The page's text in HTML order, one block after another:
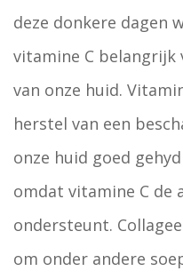
deze donkere dagen
vitamine C belangrijk
van onze huid.
herstel van een
onze huid goed
omdat vitamine C de
ondersteunt.
om onder andere